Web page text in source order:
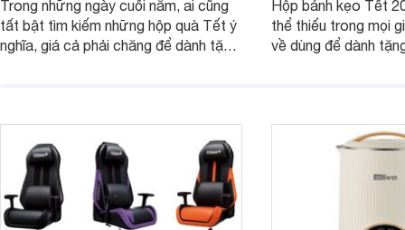
Trong những ngày cuối năm, ai cũng
tất bật tìm kiếm những hộp quà Tết ý
nghĩa, giá cả phải chăng để dành tặng
- 500k đẹp mắt nhé.
Hộp bánh kẹo Tết
thể thiếu trong mọi
về dùng để dành
2025 mới vừa sang,
mua sắm cuối năm.